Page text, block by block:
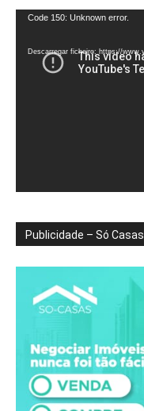
Reprodutor
vídeo
Code 150: Unknown error.
Descarregar ficheiro: https://
Publicidade – Só Casas